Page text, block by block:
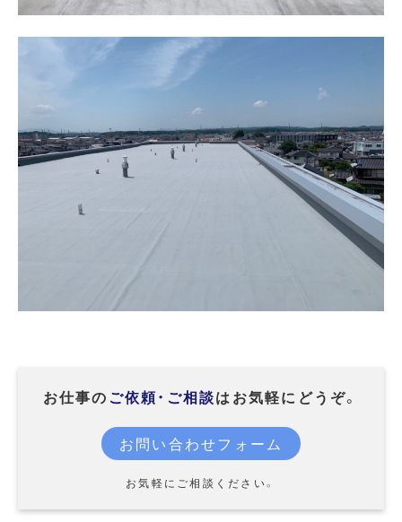
お仕事の ご依頼・ご相談はお気軽にどうぞ。
お問い合わせフォーム
お気軽にご相談ください。